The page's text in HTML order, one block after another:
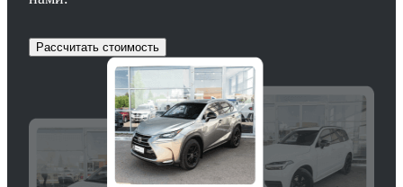
Рассчитать стоимость